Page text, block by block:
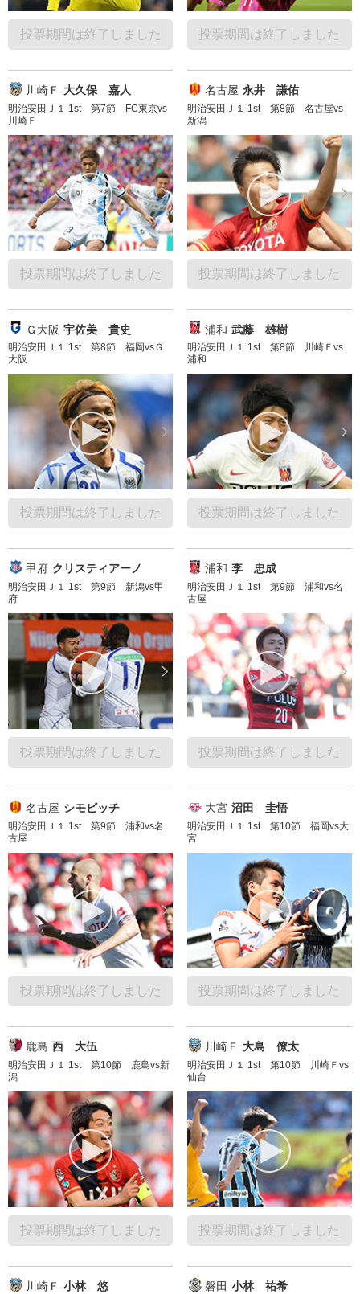
投票期間は終了しました 投票期間は終了しました
川崎Ｆ 大久保 嘉人
明治安田Ｊ１ 1st 第7節 FC東京vs
川崎Ｆ
投票期間は終了しました
名古屋 永井 謙佑
明治安田Ｊ１ 1st 第8節 名古屋vs
新潟
投票期間は終了しました
Ｇ大阪 宇佐美 貴史
明治安田Ｊ１ 1st 第8節 福岡vsＧ
大阪
投票期間は終了しました
浦和 武藤 雄樹
明治安田Ｊ１ 1st 第8節 川崎Ｆvs
浦和
投票期間は終了しました
甲府 クリスティアーノ
明治安田Ｊ１ 1st 第9節 新潟vs甲
府
投票期間は終了しました
浦和 李 忠成
明治安田Ｊ１ 1st 第9節 浦和vs名
古屋
投票期間は終了しました
名古屋 シモビッチ
明治安田Ｊ１ 1st 第9節 浦和vs名
古屋
投票期間は終了しました
大宮 沼田 圭悟
明治安田Ｊ１ 1st 第10節 福岡vs大
宮
投票期間は終了しました
鹿島 西 大伍
明治安田Ｊ１ 1st 第10節 鹿島vs新
潟
投票期間は終了しました
川崎Ｆ 大島 僚太
明治安田Ｊ１ 1st 第10節 川崎Ｆvs
仙台
投票期間は終了しました
川崎Ｆ 小林 悠 磐田 小林 祐希